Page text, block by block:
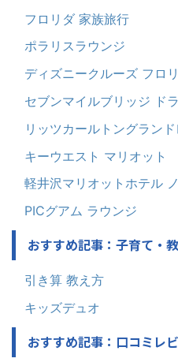
フロリダ 家族旅行
ポラリスラウンジ
ディズニークルーズ フロ
セブンマイルブリッジ ド
リッツカールトングラン
キーウエスト マリオット
軽井沢マリオットホテル
PICグアム ラウンジ
おすすめ記事：子育て・
引き算 教え方
キッズデュオ
おすすめ記事：口コミレ